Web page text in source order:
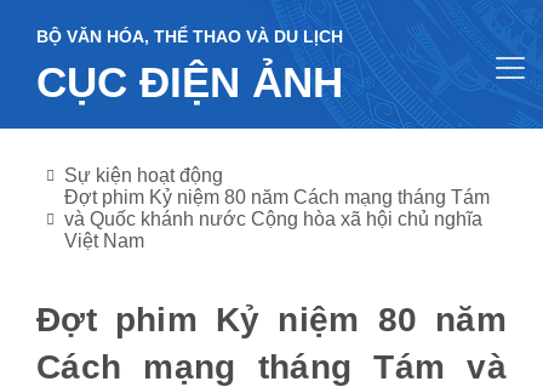
BỘ VĂN HÓA, THỂ THAO VÀ DU LỊCH
CỤC ĐIỆN ẢNH
Sự kiện hoạt động
Đợt phim Kỷ niệm 80 năm Cách mạng tháng Tám
và Quốc khánh nước Cộng hòa xã hội chủ nghĩa
Việt Nam
Đợt phim Kỷ niệm 80 năm
Cách mạng tháng Tám và